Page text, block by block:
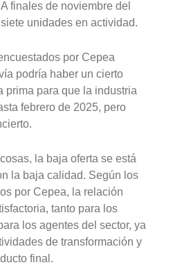
finales de noviembre del
unidades en actividad.
por Cepea
podría haber un cierto
prima para que la industria
febrero de 2025, pero
la baja oferta se está
la baja calidad. Según los
por Cepea, la relación
tanto para los
los agentes del sector, ya
de transformación y
final.